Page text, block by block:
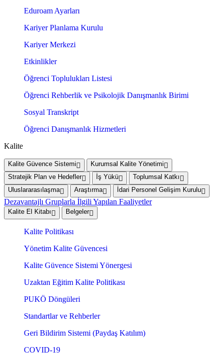
Eduroam Ayarları
Kariyer Planlama Kurulu
Kariyer Merkezi
Etkinlikler
Öğrenci Toplulukları Listesi
Öğrenci Rehberlik ve Psikolojik Danışmanlık Birimi
Sosyal Transkript
Öğrenci Danışmanlık Hizmetleri
Kalite
Kalite Güvence Sistemi
Kurumsal Kalite Yönetimi
Stratejik Plan ve Hedefler
İş Yükü
Toplumsal Katkı
Uluslararasılaşma
Araştırma İdari Personel Gelişim Kurulu
Dezavantajlı Gruplarla İlgili Yapılan Faaliyetler
Kalite El Kitabı Belgeler
Kalite Politikası
Yönetim Kalite Güvencesi
Kalite Güvence Sistemi Yönergesi
Uzaktan Eğitim Kalite Politikası
PUKÖ Döngüleri
Standartlar ve Rehberler
Geri Bildirim Sistemi (Paydaş Katılım)
COVID-19